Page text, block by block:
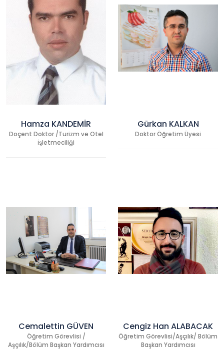
Hamza KANDEMİR
Doçent Doktor /Turizm ve Otel
İşletmeciliği
Gürkan KALKAN
Doktor Öğretim Üyesi
Cemalettin GÜVEN
Öğretim Görevlisi /
Aşçılık/Bölüm Başkan Yardımcısı
Cengiz Han ALABACAK
Öğretim Görevlisi/Aşçılık/ Bölüm
Başkan Yardımcısı